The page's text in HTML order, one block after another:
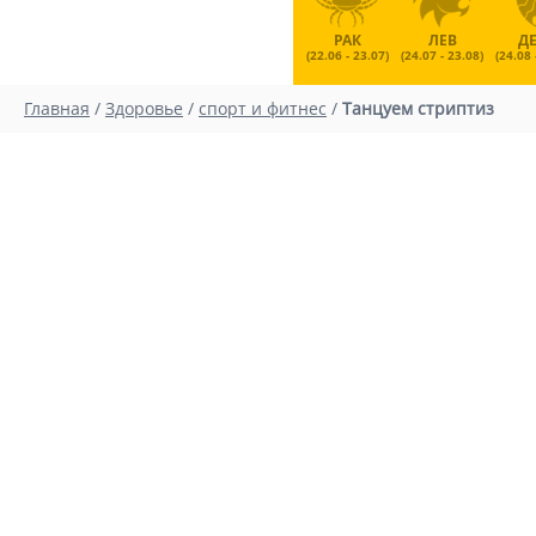
РАК
(22.06 - 23.07)
ЛЕВ
(24.07 - 23.08) (24.08
Главная / Здоровье / спорт и фитнес / Танцуем стриптиз